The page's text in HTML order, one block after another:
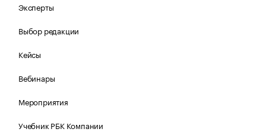
Эксперты
Выбор редакции
Кейсы
Вебинары
Мероприятия
Учебник РБК Компании